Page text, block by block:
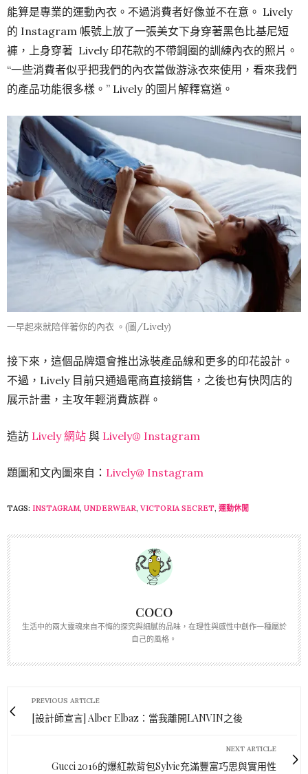
能算是專業的運動內衣。不過消費者好像並不在意。 Lively
的 Instagram 帳號上放了一張美女下身穿著黑色比基尼短
褲，上身穿著 Lively 印花款的不帶鋼圈的訓練內衣的照片。
“一些消費者似乎把我們的內衣當做游泳衣來使用，看來我們
的產品功能很多樣。” Lively 的圖片解釋寫道。
一早起來就陪伴著你的內衣 。(圖/Lively)
接下來，這個品牌還會推出泳裝產品線和更多的印花設計。
不過，Lively 目前只通過電商直接銷售，之後也有快閃店的
展示計畫，主攻年輕消費族群。
造訪 Lively 網站 與 Lively@ Instagram
題圖和文內圖來自： Lively@ Instagram
TAGS: INSTAGRAM, UNDERWEAR, VICTORIA SECRET, 運動休閒
COCO
生活中的兩大靈魂來自不悔的探究與細膩的品味，在理性與感性中創作一種屬於
自己的風格。
PREVIOUS ARTICLE
[設計師宣言] Alber Elbaz：當我離開LANVIN之後
NEXT ARTICLE
Gucci 2016的爆紅款背包Sylvie充滿豐富巧思與實用性